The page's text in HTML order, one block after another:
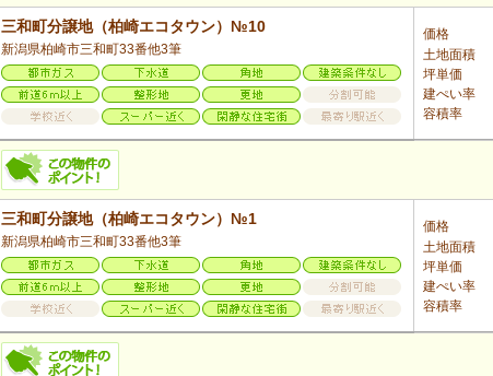
三和町分譲地（柏崎エコタウン）№10
新潟県柏崎市三和町33番他3筆
価格
土地面積
坪単価
建ぺい率
容積率
三和町分譲地（柏崎エコタウン）№1
新潟県柏崎市三和町33番他3筆
価格
土地面積
坪単価
建ぺい率
容積率